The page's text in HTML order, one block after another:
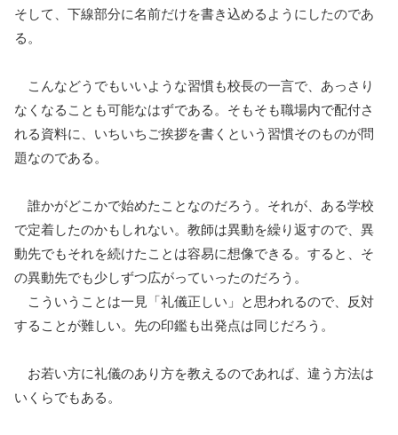
そして、下線部分に名前だけを書き込めるようにしたのであ
る。
こんなどうでもいいような習慣も校長の一言で、あっさり
なくなることも可能なはずである。そもそも職場内で配付さ
れる資料に、いちいちご挨拶を書くという習慣そのものが問
題なのである。
誰かがどこかで始めたことなのだろう。それが、ある学校
で定着したのかもしれない。教師は異動を繰り返すので、異
動先でもそれを続けたことは容易に想像できる。すると、そ
の異動先でも少しずつ広がっていったのだろう。
こういうことは一見「礼儀正しい」と思われるので、反対
することが難しい。先の印鑑も出発点は同じだろう。
お若い方に礼儀のあり方を教えるのであれば、違う方法は
いくらでもある。